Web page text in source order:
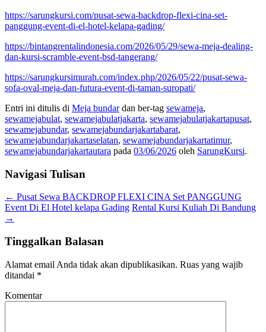
https://sarungkursi.com/pusat-sewa-backdrop-flexi-cina-set-
panggung-event-di-el-hotel-kelapa-gading/
https://bintangrentalindonesia.com/2026/05/29/sewa-meja-dealing-
dan-kursi-scramble-event-bsd-tangerang/
https://sarungkursimurah.com/index.php/2026/05/22/pusat-sewa-
sofa-oval-meja-dan-futura-event-di-taman-suropati/
Entri ini ditulis di Meja bundardan ber-tag sewameja,
sewamejabulat, sewamejabulatjakarta, sewamejabulatjakartapusat,
sewamejabundar, sewamejabundarjakartabarat,
sewamejabundarjakartaselatan, sewamejabundarjakartatimur,
sewamejabundarjakartautara pada 03/06/2026 oleh SarungKursi.
Navigasi Tulisan
← Pusat Sewa BACKDROP FLEXI CINA Set PANGGUNG
Event Di El Hotel kelapa Gading Rental Kursi Kuliah Di Bandung
→
Tinggalkan Balasan
Alamat email Anda tidak akan dipublikasikan. Ruas yang wajib
ditandai *
Komentar